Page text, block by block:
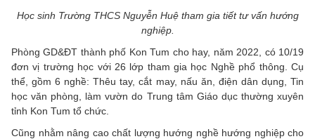
Học sinh Trường THCS Nguyễn Huệ tham gia tiết tư vấn hướng
nghiệp.
Phòng GD&ĐT thành phố Kon Tum cho hay, năm 2022, có 10/19
đơn vị trường học với 26 lớp tham gia học Nghề phổ thông. Cụ
thể, gồm 6 nghề: Thêu tay, cắt may, nấu ăn, điện dân dụng, Tin
học văn phòng, làm vườn do Trung tâm Giáo dục thường xuyên
tỉnh Kon Tum tổ chức.
Cũng nhằm nâng cao chất lượng hướng nghề hướng nghiệp cho